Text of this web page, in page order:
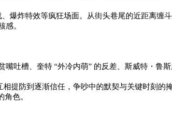
爆炸特效等疯狂场面。从街头巷尾的近距离缠
感。
吐槽、奎特 “外冷内萌” 的反差、斯威特・鲁
相提防到逐渐信任，争吵中的默契与关键时刻
色。